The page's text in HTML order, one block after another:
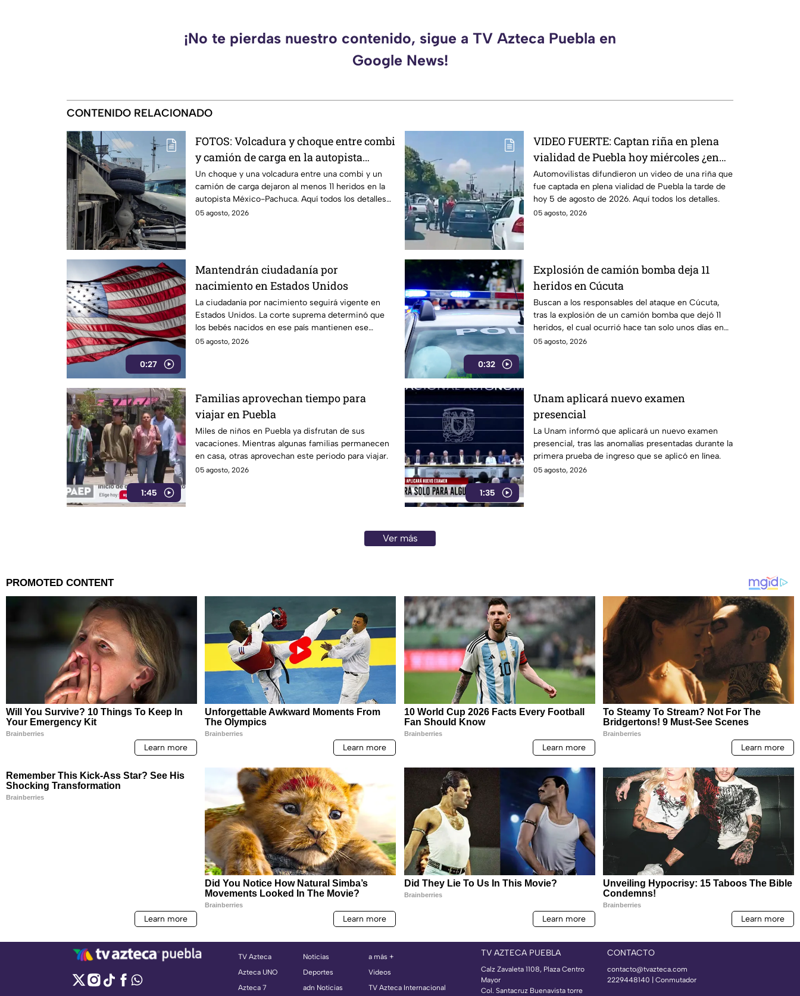
¡No te pierdas nuestro contenido, sigue a TV Azteca Puebla en
Google News!
CONTENIDO RELACIONADO
FOTOS: Volcadura y choque entre combi
y camión de carga en la autopista
México-Pachuca deja 11 heridos
Un choque y una volcadura entre una combi y un
camión de carga dejaron al menos 11 heridos en la
autopista México-Pachuca. Aquí todos los detalles
del incidente.
05 agosto, 2026
VIDEO FUERTE: Captan riña en plena
vialidad de Puebla hoy miércoles ¿en
dónde ocurrió?
Automovilistas difundieron un video de una riña que
fue captada en plena vialidad de Puebla la tarde de
hoy 5 de agosto de 2026. Aquí todos los detalles.
05 agosto, 2026
0:27
Mantendrán ciudadanía por
nacimiento en Estados Unidos
La ciudadanía por nacimiento seguirá vigente en
Estados Unidos. La corte suprema determinó que
los bebés nacidos en ese país mantienen ese
derecho.
05 agosto, 2026
0:32
Explosión de camión bomba deja 11
heridos en Cúcuta
Buscan a los responsables del ataque en Cúcuta,
tras la explosión de un camión bomba que dejó 11
heridos, el cual ocurrió hace tan solo unos días en
Colombia.
05 agosto, 2026
1:45
Familias aprovechan tiempo para
viajar en Puebla
Miles de niños en Puebla ya disfrutan de sus
vacaciones. Mientras algunas familias permanecen
en casa, otras aprovechan este periodo para viajar.
05 agosto, 2026
1:35
Unam aplicará nuevo examen
presencial
La Unam informó que aplicará un nuevo examen
presencial, tras las anomalías presentadas durante la
primera prueba de ingreso que se aplicó en línea.
05 agosto, 2026
Ver más
TV Azteca
Azteca UNO
Azteca 7
Noticias
Deportes
adn Noticias
a más +
Videos
TV Azteca Internacional
TV AZTECA PUEBLA
Calz Zavaleta 1108, Plaza Centro
Mayor
Col. Santacruz Buenavista torre
CONTACTO
contacto@tvazteca.com
2229448140 | Conmutador